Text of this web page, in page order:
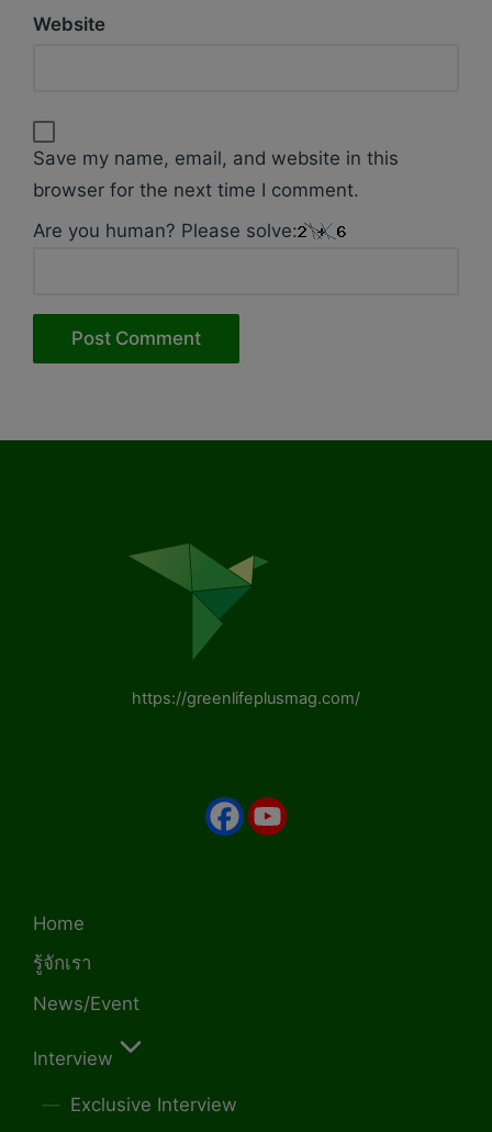
Website
Save my name, email, and website in this
browser for the next time I comment.
Are you human? Please solve:
https://greenlifeplusmag.com/
Home
รู้จักเรา
News/Event
Interview
Exclusive Interview